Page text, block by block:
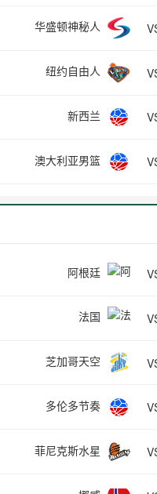
华盛顿神秘人
纽约自由人
新西兰
澳大利亚男篮
阿根廷
法国
芝加哥天空
多伦多节奏
菲尼克斯水星